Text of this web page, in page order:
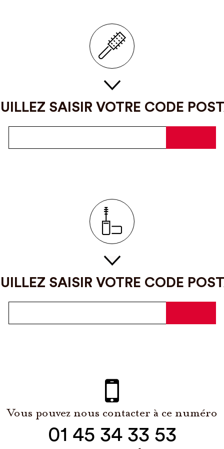
SAISIR VOTRE CODE
SAISIR VOTRE CODE
Vous pouvez nous contacter à ce numéro
01 45 34 33 53